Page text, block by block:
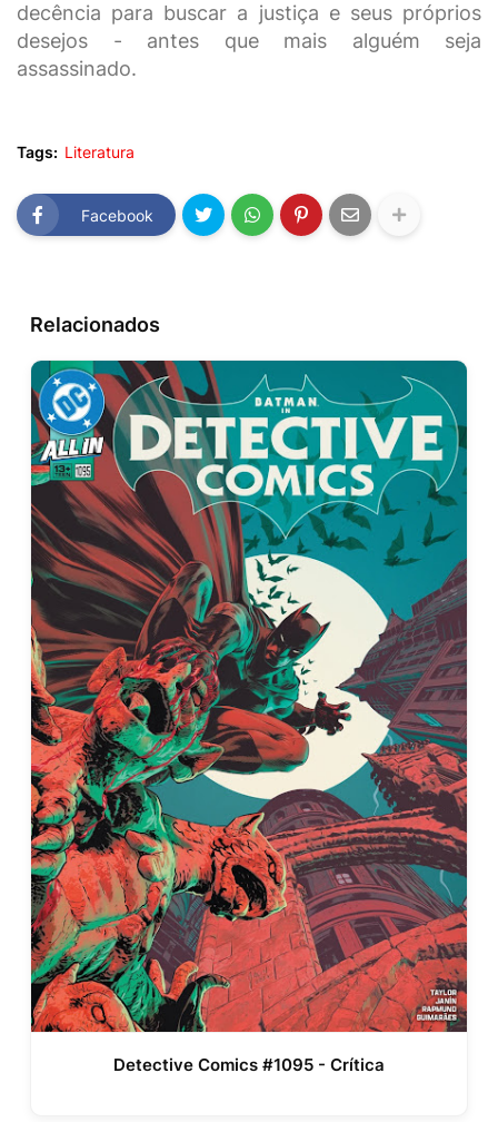
decência para buscar a justiça e seus próprios
desejos - antes que mais alguém seja
assassinado.
Tags: Literatura
Facebook
Relacionados
Detective Comics #1095 - Crítica